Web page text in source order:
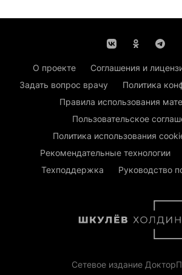
О проекте Соглашения и
Задать вопрос врачу
Политика
Правила использования
Пользовательское
Политика использования
Рекомендательные технологии
Техподдержка
Руководство
Сетевое издание